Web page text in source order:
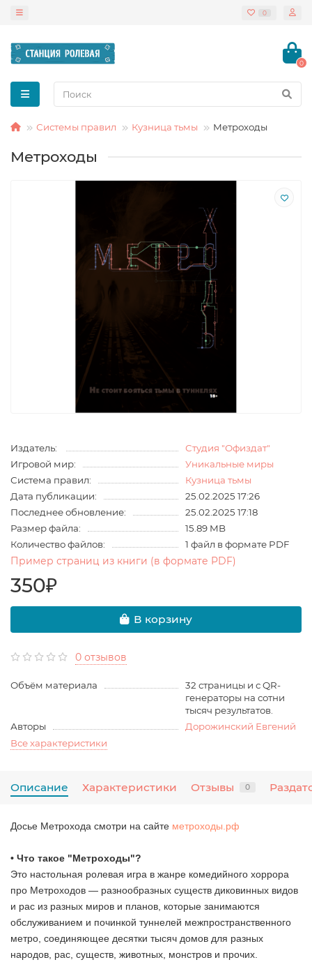
0
0
Системы правил Кузница тьмы Метроходы
Метроходы
Издатель:
Студия "Офиздат"
Игровой мир:
Уникальные миры
Система правил:
Кузница тьмы
Дата публикации:
25.02.2025 17:26
Последнее обновление:
25.02.2025 17:18
Размер файла:
15.89 MB
Количество файлов:
1 файл в формате PDF
Пример страниц из книги (в формате PDF)
350₽
В корзину
0 отзывов
Объём материала
32 страницы и с QR-
генераторы на сотни
тысяч результатов.
Авторы
Дорожинский Евгений
Все характеристики
Описание Характеристики Отзывы 0
Досье Метрохода смотри на сайте метроходы.рф
• Что такое "Метроходы"?
Это настольная ролевая игра в жанре комедийного хоррора
про Метроходов — разнообразных существ диковинных видов
и рас из разных миров и планов, которые занимаются
обслуживанием и починкой туннелей межпространственного
метро, соединяющее десятки тысяч домов для разных
народов, рас, существ, животных, монстров и прочих.